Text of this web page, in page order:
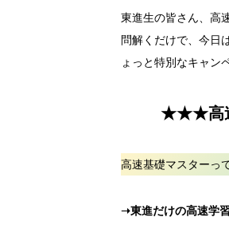
東進生の皆さん、高
問解くだけで、今日
ょっと特別なキャン
★★★高速
高速基礎マスターっ
➝東進だけの高速学